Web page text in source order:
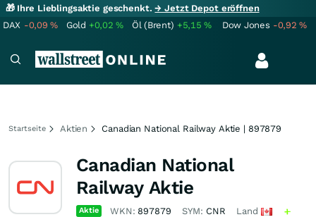
🎁 Ihre Lieblingsaktie geschenkt.→ Jetzt Depot eröffnen
DAX -0,09% Gold +0,02% Öl (Brent) +5,15% Dow Jones -0,92%
Startseite Aktien Canadian National Railway Aktie | 897879
Canadian National
Railway Aktie
Aktie WKN: 897879 SYM: CNR Land